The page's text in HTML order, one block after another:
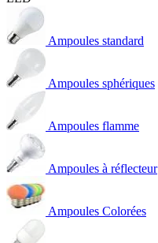
Ampoules standard
Ampoules sphériques
Ampoules flamme
Ampoules à réflecteur
Ampoules Colorées